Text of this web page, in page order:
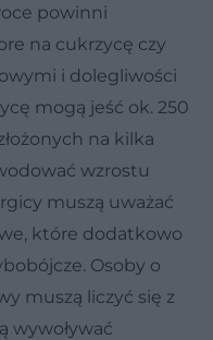
powinni
na cukrzycę czy
i dolegliwości
mogą jeść ok. 250
na kilka
wzrostu
muszą uważać
które dodatkowo
Osoby o
muszą liczyć się z
wywoływać